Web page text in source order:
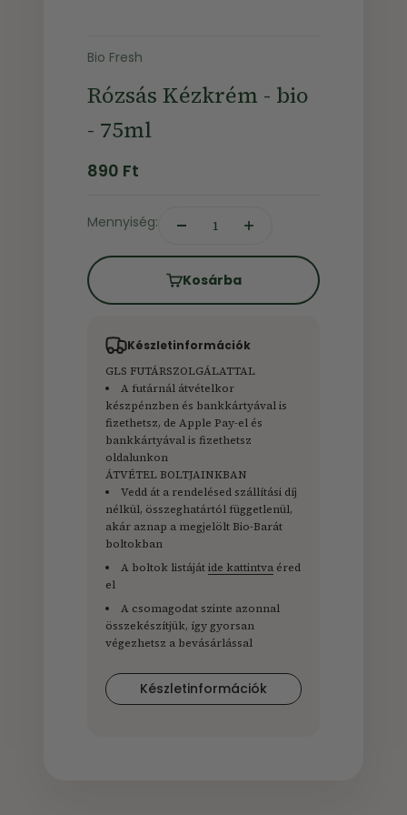
Bio Fresh
Rózsás Kézkrém - bio
- 75ml
Ár
890 Ft
Mennyiség:
Kosárba
Készletinformációk
GLS FUTÁRSZOLGÁLATTAL
A futárnál átvételkor
készpénzben és bankkártyával is
fizethetsz, de Apple Pay-el és
bankkártyával is fizethetsz
oldalunkon
ÁTVÉTEL BOLTJAINKBAN
Vedd át a rendelésed szállítási díj
nélkül, összeghatártól függetlenül,
akár aznap a megjelölt Bio-Barát
boltokban
A boltok listájátide kattintva éred
el
A csomagodat szinte azonnal
összekészítjük, így gyorsan
végezhetsz a bevásárlással
Készletinformációk